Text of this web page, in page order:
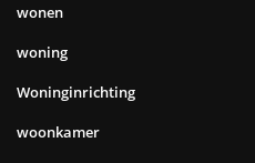
wonen
woning
Woninginrichting
woonkamer